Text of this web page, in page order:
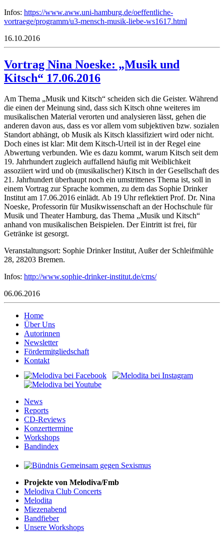
Infos: https://www.aww.uni-hamburg.de/oeffentliche-
vortraege/programm/u3-mensch-musik-liebe-ws1617.html
16.10.2016
Vortrag Nina Noeske: „Musik und
Kitsch“ 17.06.2016
Am Thema „Musik und Kitsch“ scheiden sich die Geister. Während
die einen der Meinung sind, dass sich Kitsch ohne weiteres im
musikalischen Material verorten und analysieren lässt, gehen die
anderen davon aus, dass es vor allem vom subjektiven bzw. sozialen
Standort abhängt, ob Musik als Kitsch klassifiziert wird oder nicht.
Doch eines ist klar: Mit dem Kitsch-Urteil ist in der Regel eine
Abwertung verbunden. Wie es dazu kommt, warum Kitsch seit dem
19. Jahrhundert zugleich auffallend häufig mit Weiblichkeit
assoziiert wird und ob (musikalischer) Kitsch in der Gesellschaft des
21. Jahrhundert überhaupt noch ein umstrittenes Thema ist, soll in
einem Vortrag zur Sprache kommen, zu dem das Sophie Drinker
Institut am 17.06.2016 einlädt. Ab 19 Uhr reflektiert Prof. Dr. Nina
Noeske, Professorin für Musikwissenschaft an der Hochschule für
Musik und Theater Hamburg, das Thema „Musik und Kitsch“
anhand von musikalischen Beispielen. Der Eintritt ist frei, für
Getränke ist gesorgt.
Veranstaltungsort: Sophie Drinker Institut, Außer der Schleifmühle
28, 28203 Bremen.
Infos: http://www.sophie-drinker-institut.de/cms/
06.06.2016
Home
Über Uns
Autorinnen
Newsletter
Fördermitgliedschaft
Kontakt
News
Reports
CD-Reviews
Konzerttermine
Workshops
Bandindex
Projekte von Melodiva/Fmb
Melodiva Club Concerts
Melodita
Miezenabend
Bandfieber
Unsere Workshops